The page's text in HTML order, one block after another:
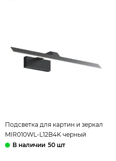
Подсветка для картин и зеркал
MIR010WL-L12B4K черный
Decart Maytoni50 шт